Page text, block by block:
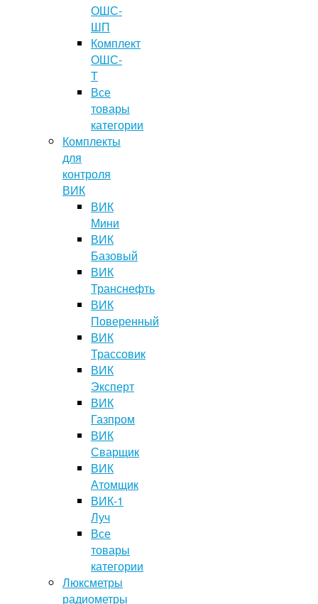
ОШС-
ШП
Комплект
ОШС-
Т
Все
товары
категории
Комплекты
для
контроля
ВИК
ВИК
Мини
ВИК
Базовый
ВИК
Транснефть
ВИК
Поверенный
ВИК
Трассовик
ВИК
Эксперт
ВИК
Газпром
ВИК
Сварщик
ВИК
Атомщик
ВИК-1
Луч
Все
товары
категории
Люксметры
радиометры